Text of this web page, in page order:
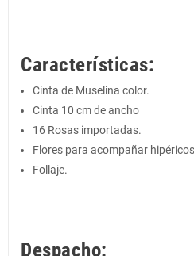
Características:
Cinta de Muselina color.
Cinta 10 cm de ancho
16 Rosas importadas.
Flores para acompañar
Follaje.
Despacho: